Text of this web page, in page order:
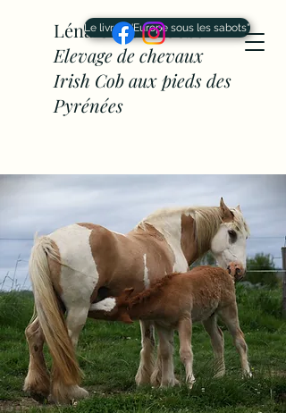
Léna Cahône Cobs -
Elevage de chevaux
Irish Cob aux pieds des
Pyrénées
Le livre "L'Europe sous les sabots"